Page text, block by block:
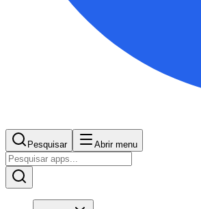
Pesquisar Abrir menu